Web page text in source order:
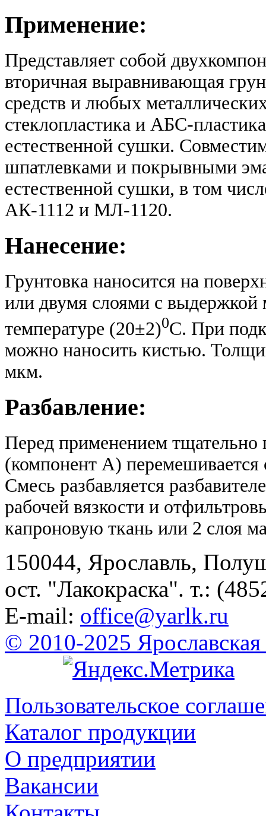
Применение:
Представляет собой
вторичная выравнивающая
средств и любых
стеклопластика и АБС-
естественной сушки.
шпатлевками и покрывными
естественной сушки, в том
АК-1112 и МЛ-1120.
Нанесение:
Грунтовка наносится на
или двумя слоями с
температуре (20±2)0С. При
можно наносить кистью.
мкм.
Разбавление:
Перед применением
(компонент А) перемешивается
Смесь разбавляется
рабочей вязкости и
капроновую ткань или 2 слоя
150044, Ярославль,
ост. "Лакокраска". т.:
E-mail: office@yarlk.ru
© 2010-2025
Пользовательское
Каталог продукции
О предприятии
Вакансии